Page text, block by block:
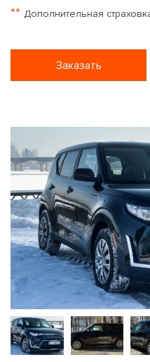
** Дополнительная
Заказать